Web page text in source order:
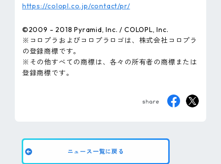
https://colopl.co.jp/contact/pr/
©2009 - 2018 Pyramid, Inc. / COLOPL, Inc.
※コロプラおよびコロプラロゴは、株式会社コロプラ
の登録商標です。
※その他すべての商標は、各々の所有者の商標または
登録商標です。
ニュース一覧に戻る